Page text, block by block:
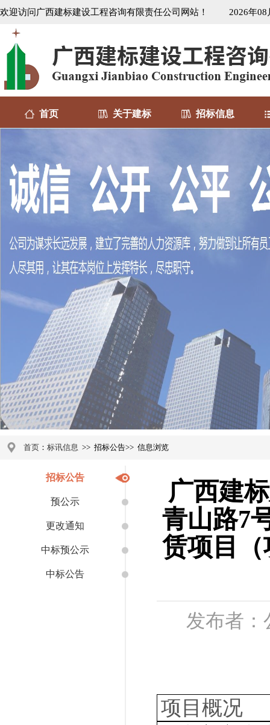
欢迎访问广西建标建设工程咨询有限责任公司网站！ 2026年
首页 关于建标 招标信息
首页 ： 标讯信息 >> 招标公告>> 信息浏览
招标公告
预公示
更改通知
中标预公示
中标公告
广西建
青山路7
赁项目（
发布者
项目概况